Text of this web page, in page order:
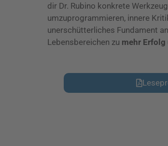
dir Dr. Rubino konkrete
umzuprogrammieren, innere
unerschütterliches Fundament
Lebensbereichen zu mehr